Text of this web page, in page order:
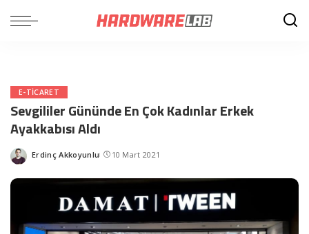
E-TICARET
Sevgililer Gününde En Çok Kadınlar Erkek
Ayakkabısı Aldı
Posted
Erdinç Akkoyunlu 10 Mart 2021